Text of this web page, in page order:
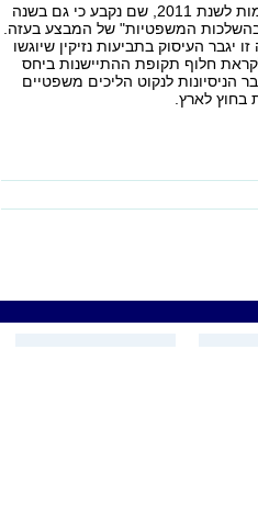
באותו דו"ח מופיעה גם רשימת אתגרים ומגמות לשנת 2011, שם נקבע כי גם בשנה
בהשלכות המשפטיות" של המבצע בעזה.
יגבר העיסוק בתביעות נזיקין שיוגשו
לקראת חלוף תקופת ההתיישנות ביחס
הניסיונות לנקוט הליכים משפטיים
בחוץ לארץ.